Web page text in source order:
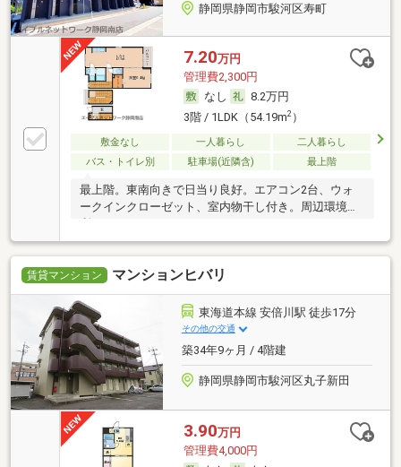
静岡県静岡市駿河区寿町
7.20万円
管理費2,300円
なし
8.2万円
3階 / 1LDK（54.19m2）
敷金なし 一人暮らし
二人暮らし
バス・トイレ別
駐車場(近隣含) 最上階
最上階。東南向きで日当り良好。エアコン2台、ウォ
ークインクローゼット、室内物干し付き。周辺環境便
賃貸マンション マンションヒバリ
東海道本線 安倍川駅 徒歩17分
その他の交通
築34年9ヶ月 / 4階建
静岡県静岡市駿河区丸子新田
3.90万円
管理費4,000円